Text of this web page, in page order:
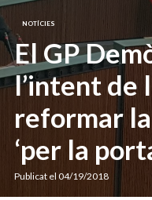
NOTÍCIES
El GP
l’intent de
reformar
‘per la
Publicat el 04/19/2018